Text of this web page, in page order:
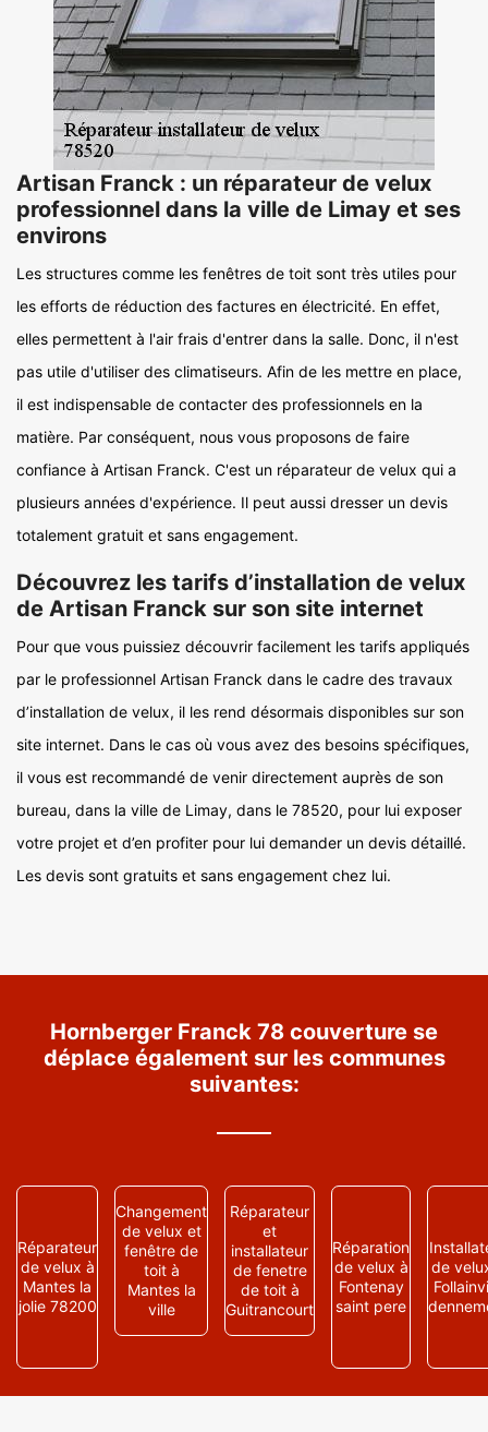
Artisan Franck : un réparateur de velux
professionnel dans la ville de Limay et ses
environs
Les structures comme les fenêtres de toit sont très utiles pour
les efforts de réduction des factures en électricité. En effet,
elles permettent à l'air frais d'entrer dans la salle. Donc, il n'est
pas utile d'utiliser des climatiseurs. Afin de les mettre en place,
il est indispensable de contacter des professionnels en la
matière. Par conséquent, nous vous proposons de faire
confiance à Artisan Franck. C'est un réparateur de velux qui a
plusieurs années d'expérience. Il peut aussi dresser un devis
totalement gratuit et sans engagement.
Découvrez les tarifs d’installation de velux
de Artisan Franck sur son site internet
Pour que vous puissiez découvrir facilement les tarifs appliqués
par le professionnel Artisan Franck dans le cadre des travaux
d’installation de velux, il les rend désormais disponibles sur son
site internet. Dans le cas où vous avez des besoins spécifiques,
il vous est recommandé de venir directement auprès de son
bureau, dans la ville de Limay, dans le 78520, pour lui exposer
votre projet et d’en profiter pour lui demander un devis détaillé.
Les devis sont gratuits et sans engagement chez lui.
Hornberger Franck 78 couverture se
déplace également sur les communes
suivantes:
Réparateur
de velux à
Mantes la
jolie 78200
Changement
de velux et
fenêtre de
toit à
Mantes la
ville
Réparateur
et
installateur
de fenetre
de toit à
Guitrancourt
Réparation
de velux à
Fontenay
saint pere
de